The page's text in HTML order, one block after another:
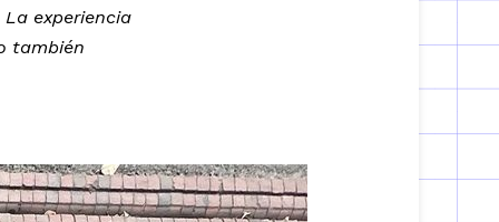
experiencia
también